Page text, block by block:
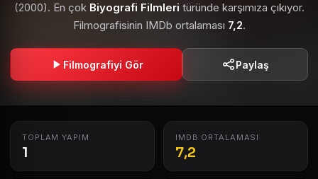
(2000). En çok Biyografi Filmleri türünde karşımıza çıkıyor.
Filmografisinin IMDb ortalaması 7,2.
Filmografiyi Gör Paylaş
TOPLAM YAPIM
1
IMDB ORTALAMASI
7,2